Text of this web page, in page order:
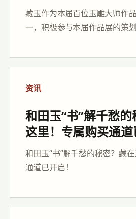
藏玉作为本届百位玉雕大师作
一，积极参与本届作品展的策
资讯
和田玉“书”解千愁
这里！专属购买通道
和田玉“书”解千愁的秘密？藏
通道已开启！